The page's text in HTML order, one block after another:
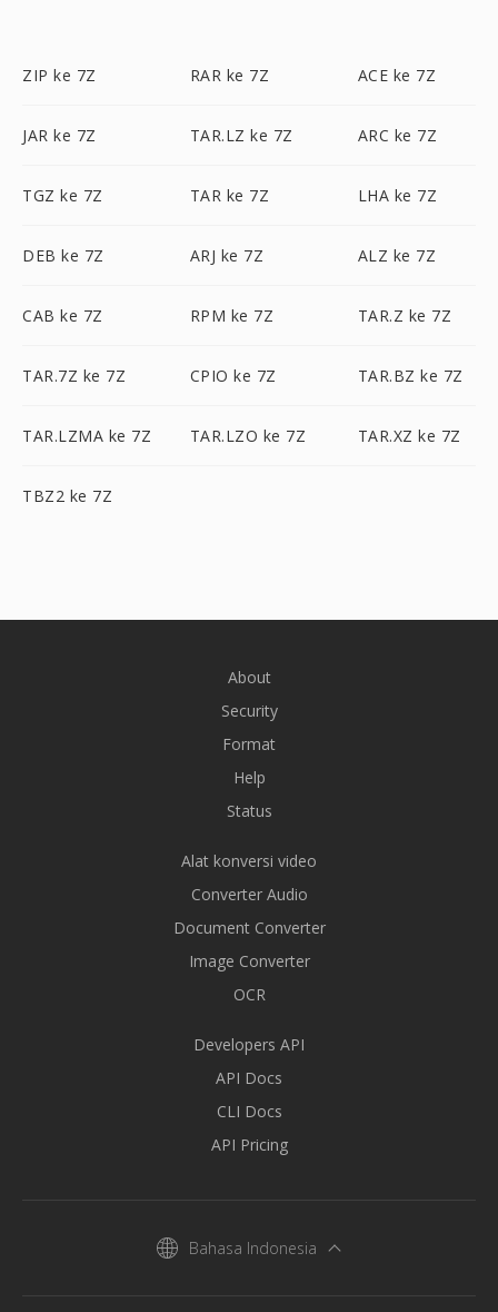
ZIP ke 7Z RAR ke 7Z ACE ke 7Z
JAR ke 7Z TAR.LZ ke 7Z ARC ke 7Z
TGZ ke 7Z TAR ke 7Z LHA ke 7Z
DEB ke 7Z ARJ ke 7Z ALZ ke 7Z
CAB ke 7Z RPM ke 7Z TAR.Z ke 7Z
TAR.7Z ke 7Z CPIO ke 7Z TAR.BZ ke 7Z
TAR.LZMA ke 7Z TAR.LZO ke 7Z TAR.XZ ke 7Z
TBZ2 ke 7Z
About
Security
Format
Help
Status
Alat konversi video
Converter Audio
Document Converter
Image Converter
OCR
Developers API
API Docs
CLI Docs
API Pricing
Bahasa Indonesia